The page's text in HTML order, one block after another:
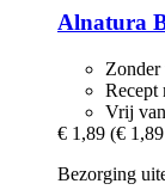
Alnatura
Zonder
Recept
Vrij
€ 1,89 (€
Bezorging